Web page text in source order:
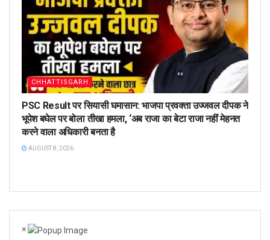
CHHATTISGARH
PSC Result पर सियासी घमासान: भाजपा प्रवक्ता उज्जवल दीपक ने
भूपेश बघेल पर बोला तीखा हमला, ‘अब राजा का बेटा राजा नहीं मेहनत
करने वाला अधिकारी बनता है
AUGUST 8, 2026
×